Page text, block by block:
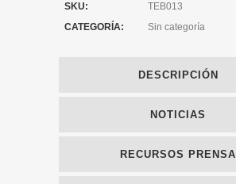
SKU:
TEB013
CATEGORÍA:
Sin categoría
DESCRIPCIÓN
NOTICIAS
RECURSOS PRENSA